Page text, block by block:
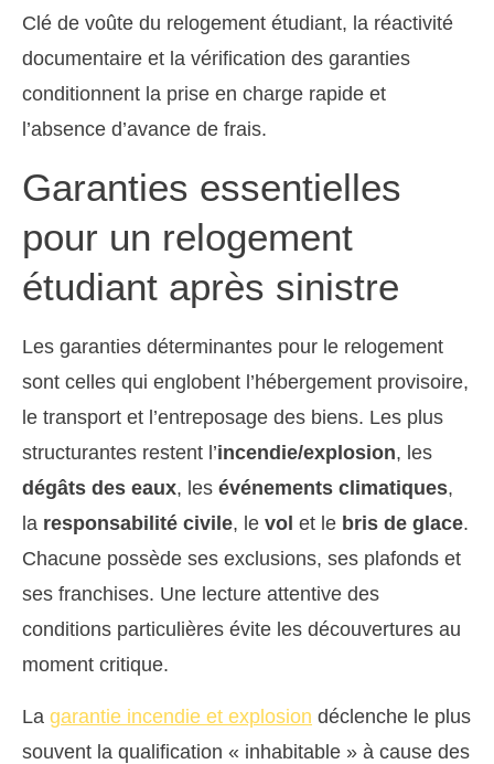
Clé de voûte du relogement étudiant, la réactivité
documentaire et la vérification des garanties
conditionnent la prise en charge rapide et
l’absence d’avance de frais.
Garanties essentielles
pour un relogement
étudiant après sinistre
Les garanties déterminantes pour le relogement
sont celles qui englobent l’hébergement provisoire,
le transport et l’entreposage des biens. Les plus
structurantes restent l’incendie/explosion, les
dégâts des eaux, les événements climatiques,
la responsabilité civile, le vol et le bris de glace.
Chacune possède ses exclusions, ses plafonds et
ses franchises. Une lecture attentive des
conditions particulières évite les découvertures au
moment critique.
La garantie incendie et explosion déclenche le plus
souvent la qualification « inhabitable » à cause des